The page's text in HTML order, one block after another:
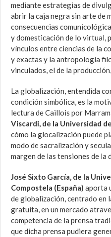
mediante estrategias de
abrir la caja negra sin arte de
consecuencias
y domesticación de lo virtual,
vínculos entre ciencias de la
y exactas y la antropología
vinculados, el de la
La globalización, entendida
condición simbólica, es la
lectura de Caillois por
Viscardi, de la Universidad
cómo la glocalización puede
modo de sacralización y
margen de las tensiones de la
José Sixto García, de la
Compostela (España) aporta
de globalización, centrado en
gratuita, en un mercado
competencia de la prensa
que dicha prensa pudiera